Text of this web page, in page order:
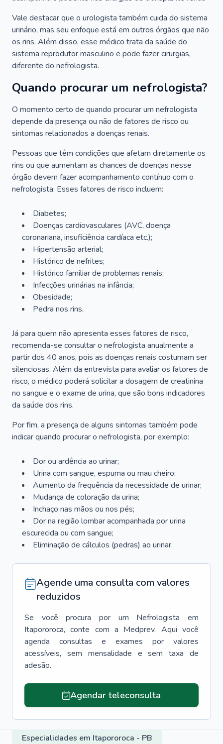
Vale destacar que o urologista também cuida do sistema
urinário, mas seu enfoque está em outros órgãos que não
os rins. Além disso, esse médico trata da saúde do
sistema reprodutor masculino e pode fazer cirurgias,
diferente do nefrologista.
Quando procurar um nefrologista?
O momento certo de quando procurar um nefrologista
depende da presença ou não de fatores de risco ou
sintomas relacionados a doenças renais.
Pessoas que têm condições que afetam diretamente os
rins ou que aumentam as chances de doenças nesse
órgão devem fazer acompanhamento contínuo com o
nefrologista. Esses fatores de risco incluem:
Diabetes;
Doenças cardiovasculares (AVC, doença
coronariana, insuficiência cardíaca etc.);
Hipertensão arterial;
Histórico de nefrites;
Histórico familiar de problemas renais;
Infecções urinárias na infância;
Obesidade;
Pedra nos rins.
Já para quem não apresenta esses fatores de risco,
recomenda-se consultar o nefrologista anualmente a
partir dos 40 anos, pois as doenças renais costumam ser
silenciosas. Além da entrevista para avaliar os fatores de
risco, o médico poderá solicitar a dosagem de creatinina
no sangue e o exame de urina, que são bons indicadores
da saúde dos rins.
Por fim, a presença de alguns sintomas também pode
indicar quando procurar o nefrologista, por exemplo:
Dor ou ardência ao urinar;
Urina com sangue, espuma ou mau cheiro;
Aumento da frequência da necessidade de urinar;
Mudança de coloração da urina;
Inchaço nas mãos ou nos pés;
Dor na região lombar acompanhada por urina
escurecida ou com sangue;
Eliminação de cálculos (pedras) ao urinar.
Agende uma consulta com valores
reduzidos
Se você procura por um Nefrologista
em
Itapororoca, conte com a Medprev. Aqui você
agenda consultas e exames por valores
acessíveis, sem mensalidade e sem taxa de
adesão.
Agendar teleconsulta
Especialidades em Itapororoca - PB